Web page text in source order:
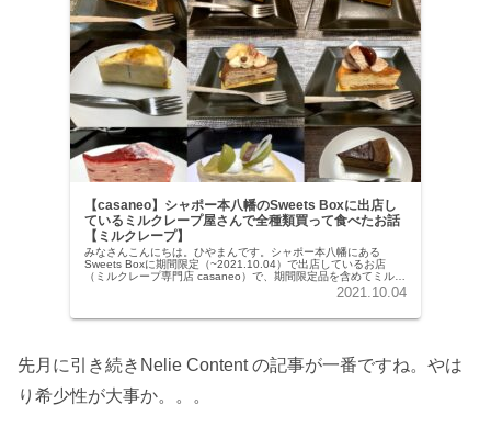
【casaneo】シャポー本八幡のSweets Boxに出店し
ているミルクレープ屋さんで全種類買って食べたお話
【ミルクレープ】
みなさんこんにちは。ひやまんです。シャポー本八幡にある
Sweets Boxに期間限定（~2021.10.04）で出店しているお店
（ミルクレープ専門店 casaneo）で、期間限定品を含めてミルク
レープ全9種類が販売されていました。ミルクレー...2021.10.04
先月に引き続きNelie Content の記事が一番ですね。やは
り希少性が大事か。。。